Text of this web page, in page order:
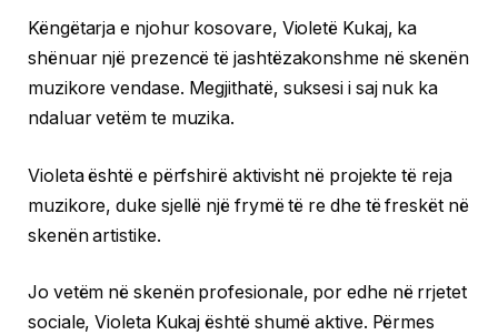
Këngëtarja e njohur kosovare, Violetë Kukaj, ka
shënuar një prezencë të jashtëzakonshme në skenën
muzikore vendase. Megjithatë, suksesi i saj nuk ka
ndaluar vetëm te muzika.
Violeta është e përfshirë aktivisht në projekte të reja
muzikore, duke sjellë një frymë të re dhe të freskët në
skenën artistike.
Jo vetëm në skenën profesionale, por edhe në rrjetet
sociale, Violeta Kukaj është shumë aktive. Përmes